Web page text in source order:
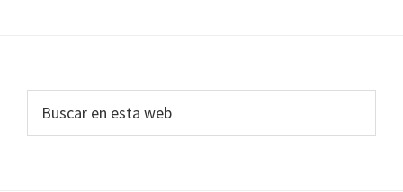
Footer